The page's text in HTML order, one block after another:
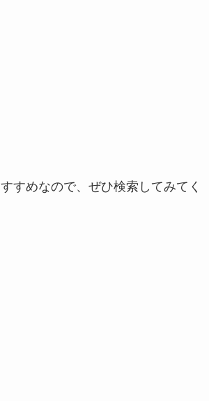
すめなので、ぜひ検索してみてく